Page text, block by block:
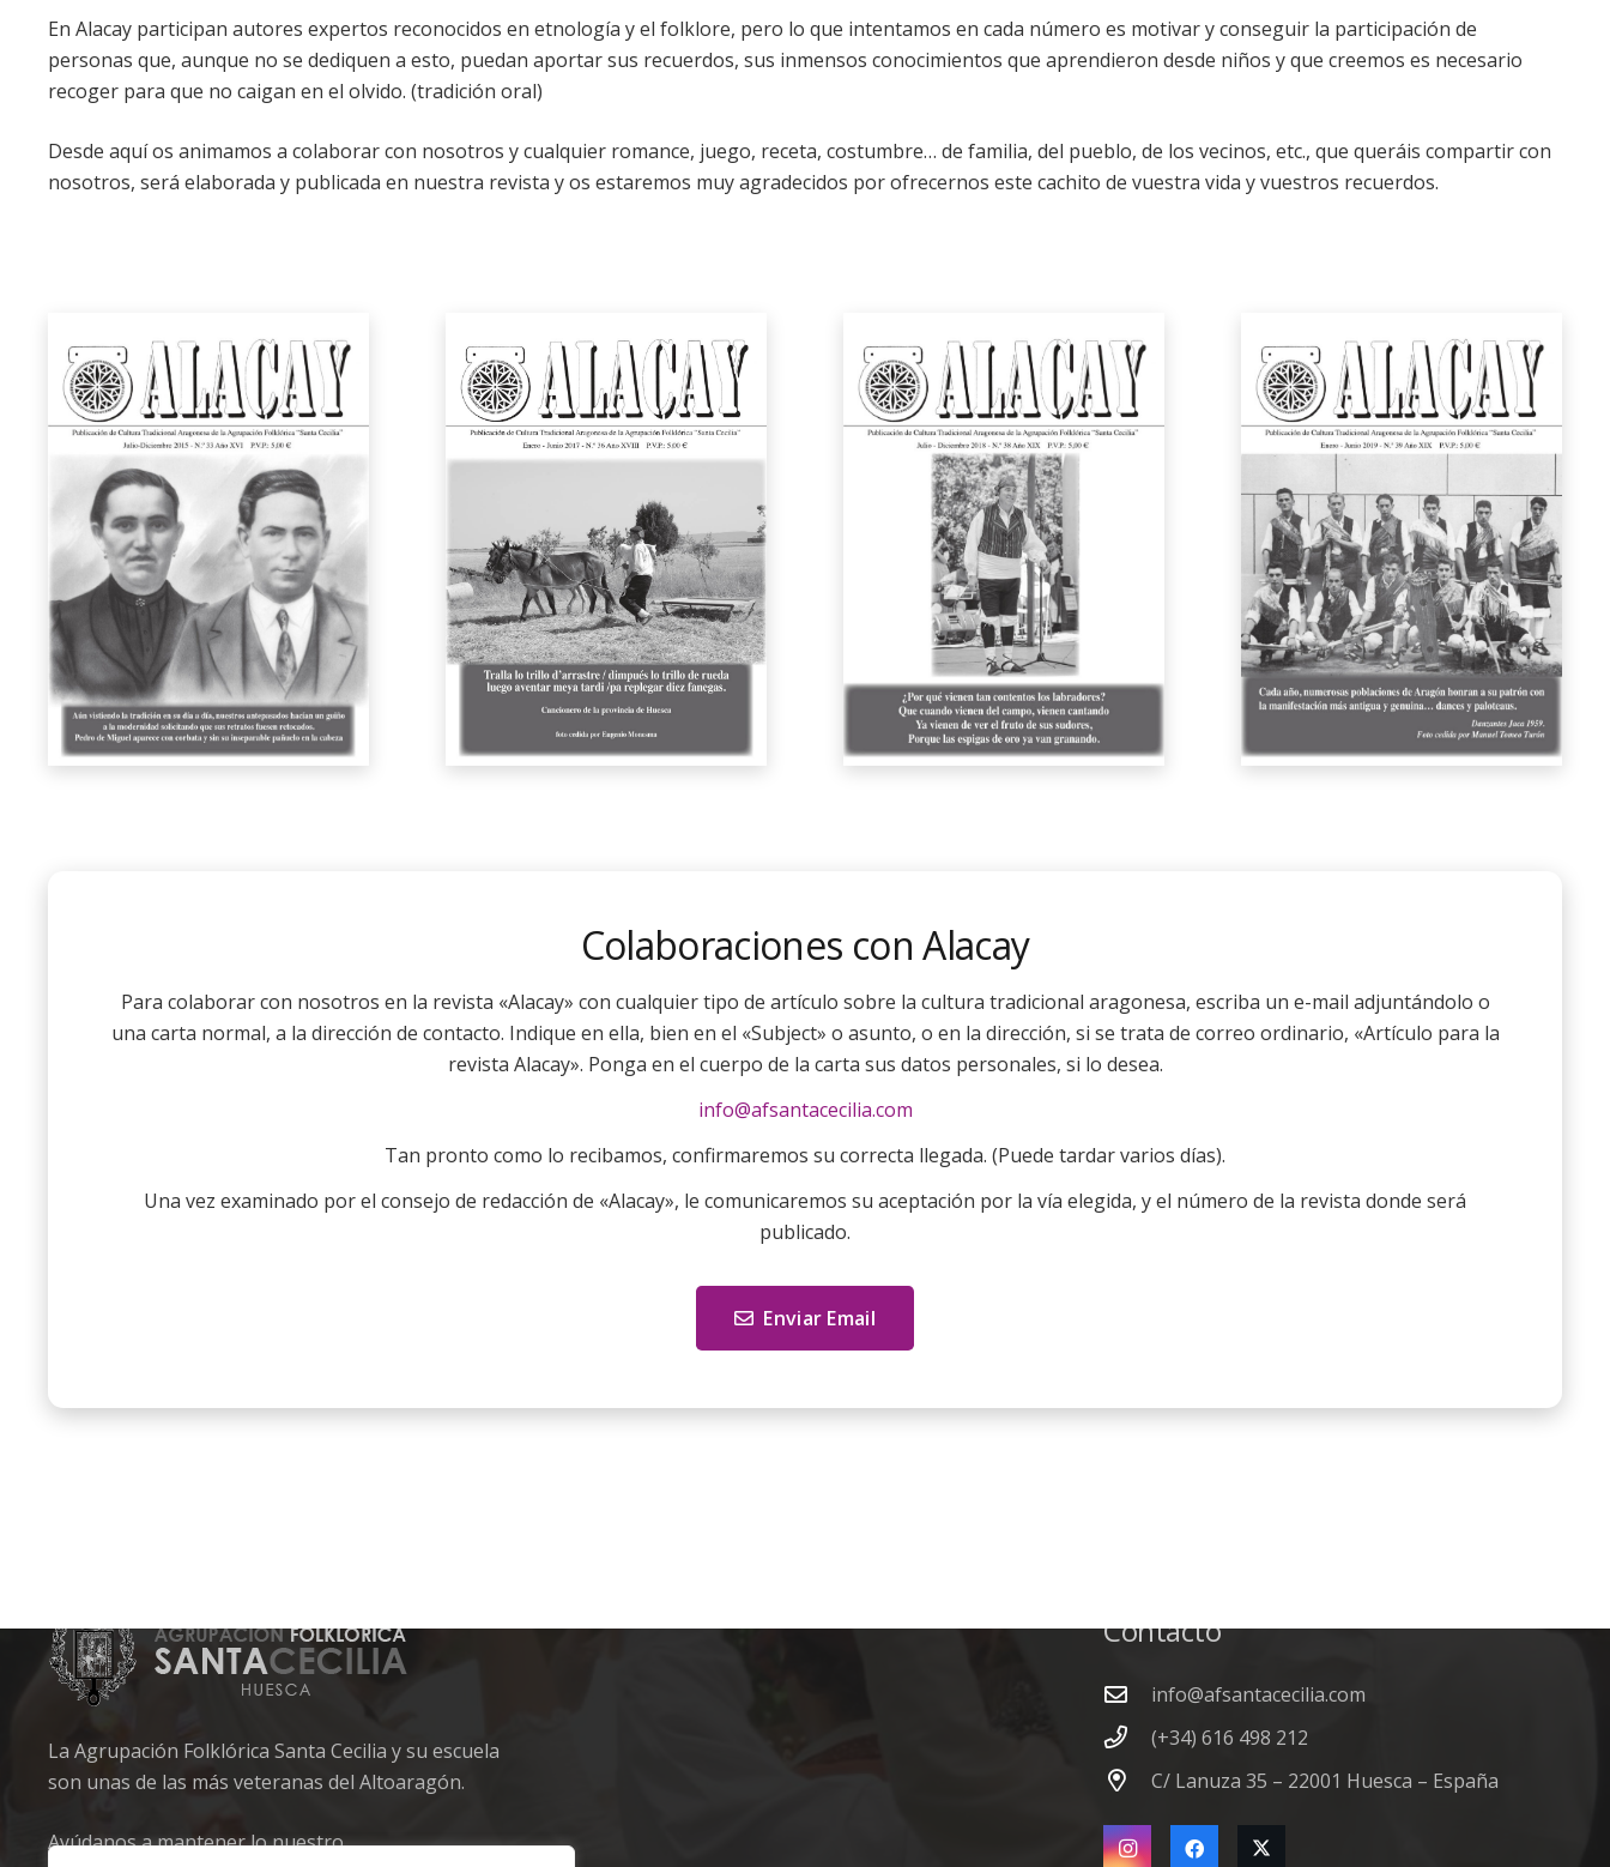
En Alacay participan autores expertos reconocidos en etnología y el folklore, pero lo que intentamos en cada número es motivar y conseguir la participación de
personas que, aunque no se dediquen a esto, puedan aportar sus recuerdos, sus inmensos conocimientos que aprendieron desde niños y que creemos es necesario
recoger para que no caigan en el olvido. (tradición oral)
Desde aquí os animamos a colaborar con nosotros y cualquier romance, juego, receta, costumbre… de familia, del pueblo, de los vecinos, etc., que queráis compartir con
nosotros, será elaborada y publicada en nuestra revista y os estaremos muy agradecidos por ofrecernos este cachito de vuestra vida y vuestros recuerdos.
Colaboraciones con Alacay
Para colaborar con nosotros en la revista «Alacay» con cualquier tipo de artículo sobre la cultura tradicional aragonesa, escriba un e-mail adjuntándolo o
una carta normal, a la dirección de contacto. Indique en ella, bien en el «Subject» o asunto, o en la dirección, si se trata de correo ordinario, «Artículo para la
revista Alacay». Ponga en el cuerpo de la carta sus datos personales, si lo desea.
info@afsantacecilia.com
Tan pronto como lo recibamos, confirmaremos su correcta llegada. (Puede tardar varios días).
Una vez examinado por el consejo de redacción de «Alacay», le comunicaremos su aceptación por la vía elegida, y el número de la revista donde será
publicado.
Enviar Email
La Agrupación Folklórica Santa Cecilia y su escuela
son unas de las más veteranas del Altoaragón.
Ayúdanos a mantener lo nuestro.
Contacto
info@afsantacecilia.com
(+34) 616 498 212
C/ Lanuza 35 – 22001 Huesca – España